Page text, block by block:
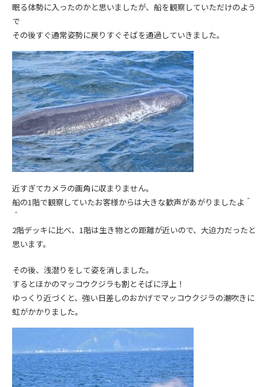
眠る体勢に入ったのかと思いましたが、船を観察していただけのよう
で
その後すぐ通常姿勢に戻りすぐそばを通過していきました。
近すぎてカメラの画角に収まりません。
船の1階で観察していたお客様からは大きな歓声があがりましたよ＾
＾
2階デッキに比べ、1階は生き物との距離が近いので、大迫力だったと
思います。
その後、浅潜りをして姿を消しました。
するとほかのマッコウクジラも割とそばに浮上！
ゆっくり近づくと、強い日差しのおかげでマッコウクジラの潮吹きに
虹がかかりました。